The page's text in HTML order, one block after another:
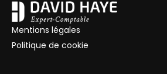
Mentions légales
Politique de cookie